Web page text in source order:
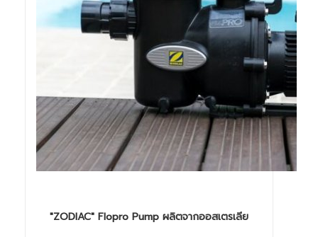
"ZODIAC" Flopro Pump ผลิตจากออสเตรเลีย